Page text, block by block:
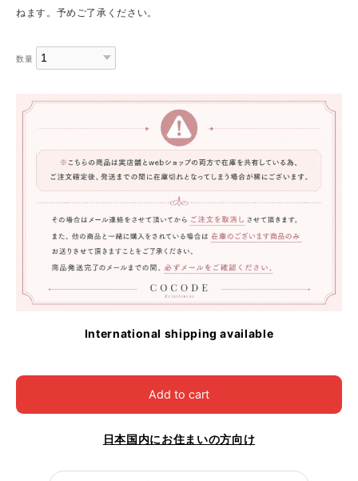
ねます。予めご了承ください。
数量
International shipping available
Add to cart
日本国内にお住まいの方向け